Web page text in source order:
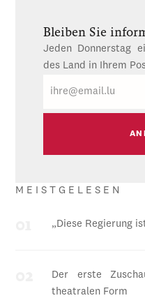
Bleiben Sie
Jeden Donnerstag
des Land in Ihrem
Mail
MEISTGELESEN
„Diese Regierung
Der erste
theatralen Form